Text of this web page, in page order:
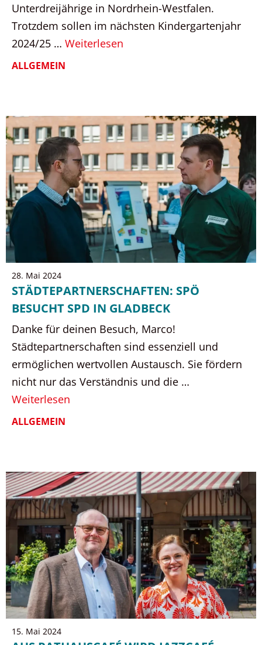
Unterdreijährige in Nordrhein-Westfalen.
Trotzdem sollen im nächsten Kindergartenjahr
2024/25 … Weiterlesen
ALLGEMEIN
28. Mai 2024
STÄDTEPARTNERSCHAFTEN: SPÖ
BESUCHT SPD IN GLADBECK
Danke für deinen Besuch, Marco!
Städtepartnerschaften sind essenziell und
ermöglichen wertvollen Austausch. Sie fördern
nicht nur das Verständnis und die …
Weiterlesen
ALLGEMEIN
15. Mai 2024